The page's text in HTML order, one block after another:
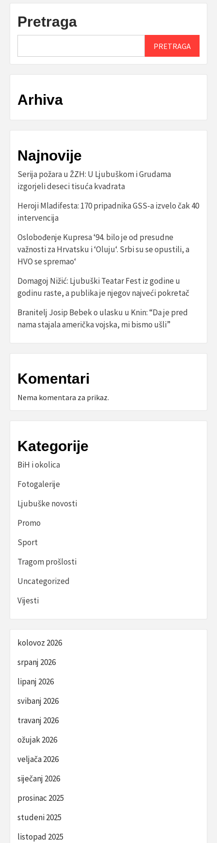
Pretraga
PRETRAGA
Arhiva
Najnovije
Serija požara u ŽZH: U Ljubuškom i Grudama
izgorjeli deseci tisuća kvadrata
Heroji Mladifesta: 170 pripadnika GSS-a izvelo čak 40
intervencija
Oslobođenje Kupresa ‘94. bilo je od presudne
važnosti za Hrvatsku i ‘Oluju‘. Srbi su se opustili, a
HVO se spremao‘
Domagoj Nižić: Ljubuški Teatar Fest iz godine u
godinu raste, a publika je njegov najveći pokretač
Branitelj Josip Bebek o ulasku u Knin: “Da je pred
nama stajala američka vojska, mi bismo ušli”
Komentari
Nema komentara za prikaz.
Kategorije
BiH i okolica
Fotogalerije
Ljubuške novosti
Promo
Sport
Tragom prošlosti
Uncategorized
Vijesti
kolovoz 2026
srpanj 2026
lipanj 2026
svibanj 2026
travanj 2026
ožujak 2026
veljača 2026
siječanj 2026
prosinac 2025
studeni 2025
listopad 2025